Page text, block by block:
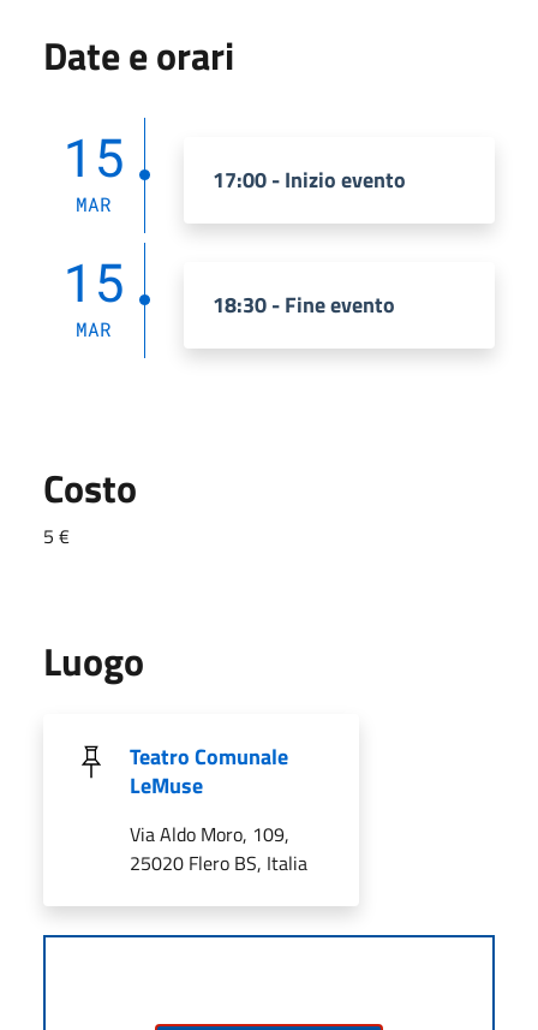
Date e orari
15
MAR
17:00 - Inizio evento
15
MAR
18:30 - Fine evento
Costo
5 €
Luogo
Teatro Comunale
LeMuse
Via Aldo Moro, 109,
25020 Flero BS, Italia